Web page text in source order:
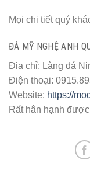
Mọi chi tiết quý
ĐÁ MỸ NGHỆ ANH
Địa chỉ: Làng đá
Điện thoại:
Website: https://
Rất hân hạnh